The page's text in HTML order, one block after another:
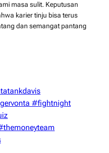
masa sulit. Keputusan
karier tinju bisa terus
dan semangat pantang
#fightnight